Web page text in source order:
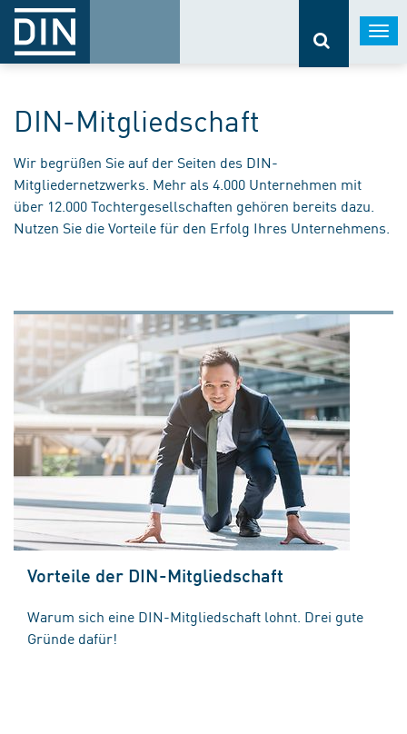
DIN-Mitgliedschaft
Wir begrüßen Sie auf der Seiten des DIN-
Mitgliedernetzwerks. Mehr als 4.000 Unternehmen mit
über 12.000 Tochtergesellschaften gehören bereits dazu.
Nutzen Sie die Vorteile für den Erfolg Ihres Unternehmens.
Vorteile der DIN-Mitgliedschaft
Warum sich eine DIN-Mitgliedschaft lohnt. Drei gute
Gründe dafür!